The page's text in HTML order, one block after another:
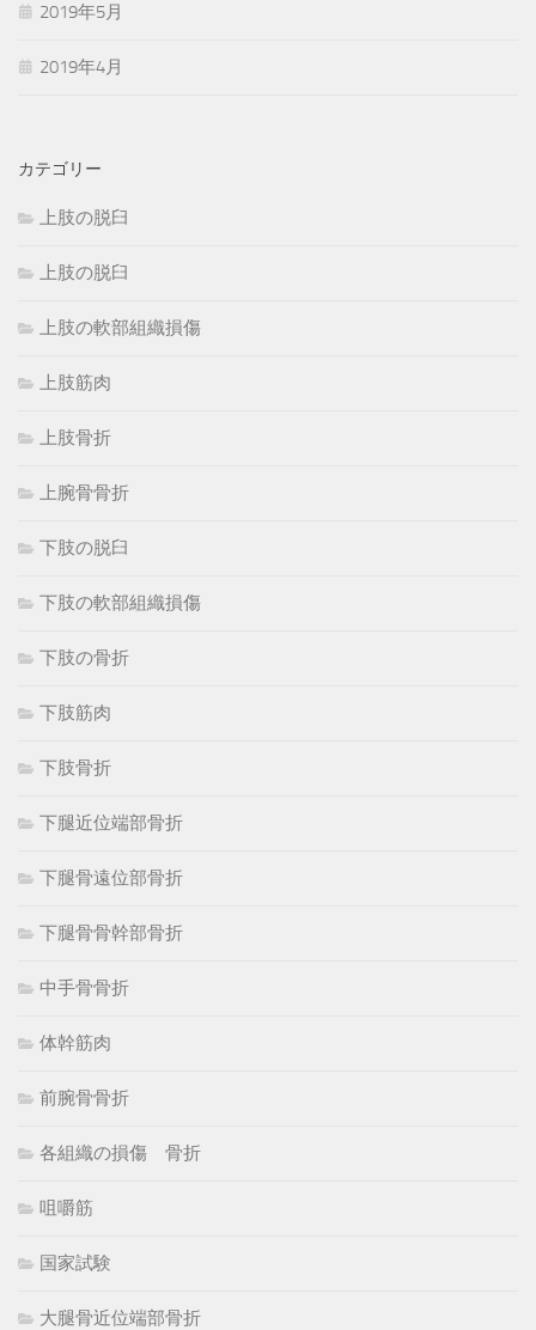
2019年5月
2019年4月
カテゴリー
上肢の脱臼
上肢の脱臼
上肢の軟部組織損傷
上肢筋肉
上肢骨折
上腕骨骨折
下肢の脱臼
下肢の軟部組織損傷
下肢の骨折
下肢筋肉
下肢骨折
下腿近位端部骨折
下腿骨遠位部骨折
下腿骨骨幹部骨折
中手骨骨折
体幹筋肉
前腕骨骨折
各組織の損傷 骨折
咀嚼筋
国家試験
大腿骨近位端部骨折